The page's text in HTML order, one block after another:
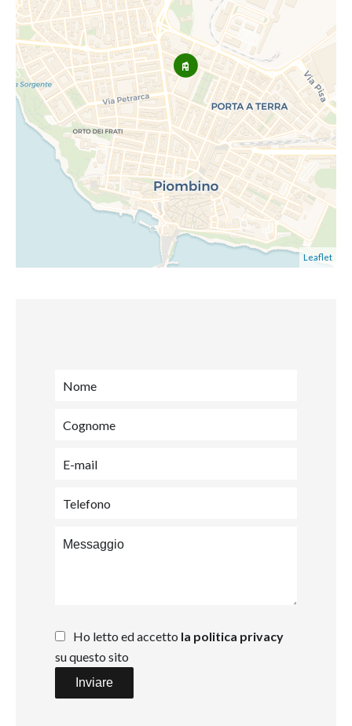
Leaflet
Ho letto ed accetto la politica privacy
su questo sito
Inviare